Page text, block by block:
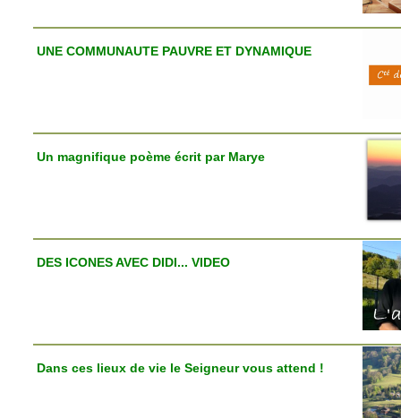
UNE COMMUNAUTE PAUVRE ET DYNAMIQUE
Un magnifique poème écrit par Marye
DES ICONES AVEC DIDI... VIDEO
Dans ces lieux de vie le Seigneur vous attend !